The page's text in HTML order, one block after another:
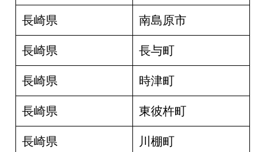
長崎県 南島原市
長崎県 長与町
長崎県 時津町
長崎県 東彼杵町
長崎県 川棚町